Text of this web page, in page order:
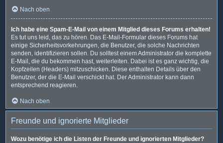
Nach oben
Ich habe eine Spam-E-Mail von einem Mitglied dieses Forums erhalten!
Es tut uns leid, das zu hören. Das E-Mail-Formular dieses Forums hat
einige Sicherheitsvorkehrungen, die Benutzer, die solche Nachrichten
senden, identifizieren sollen. Du solltest einem Administrator die komplette
E-Mail, die du bekommen hast, weiterleiten. Dabei ist es ganz wichtig, die
Kopfzeilen (Headers) mitzuschicken. Diese enthalten Details über den
Benutzer, der die E-Mail verschickt hat. Der Administrator kann dann
entsprechend reagieren.
Nach oben
Freunde und ignorierte Mitglieder
Wozu benötige ich die Listen der Freunde und ignorierten Mitglieder?